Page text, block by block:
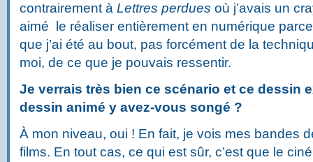
contrairement à Lettres perdues où j’avais un
aimé le réaliser entièrement en numérique parce
que j’ai été au bout, pas forcément de la
moi, de ce que je pouvais ressentir.
Je verrais très bien ce scénario et ce dessin
dessin animé y avez-vous songé ?
À mon niveau, oui ! En fait, je vois mes bandes
films. En tout cas, ce qui est sûr, c’est que le